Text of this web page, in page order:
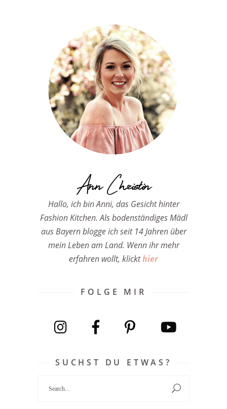
Ann Christin
Hallo, ich bin Anni, das Gesicht hinter
Fashion Kitchen. Als bodenständiges Mädl
aus Bayern blogge ich seit 14 Jahren über
mein Leben am Land. Wenn ihr mehr
erfahren wollt, klickthier
FOLGE MIR
SUCHST DU ETWAS?